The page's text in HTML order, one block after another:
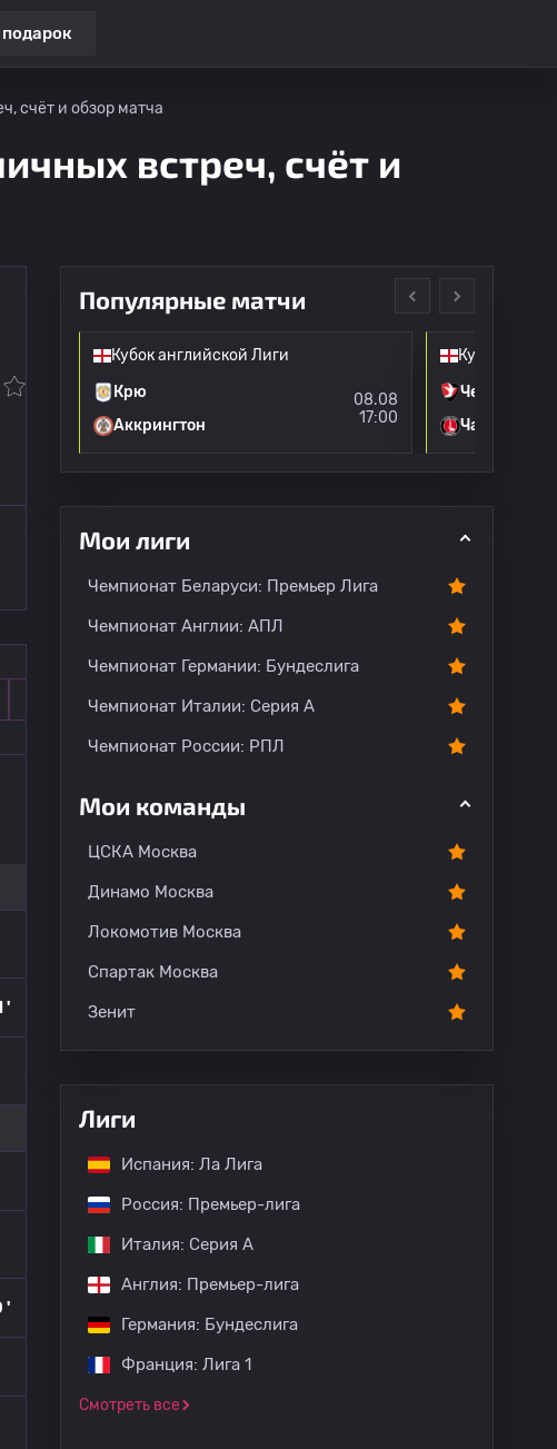
счёт и обзор матча
встреч, счёт и
Прогноз Комментарии
'
'
Популярные матчи
08.08
Кубок английской Лиги
Крю
Аккрингтон
08.08
17:00
Кубок
Челтнем
Чарльтон
Мои лиги
Чемпионат Беларуси: Премьер Лига
Чемпионат Англии: АПЛ
Чемпионат Германии: Бундеслига
Чемпионат Италии: Серия А
Чемпионат России: РПЛ
Мои команды
ЦСКА Москва
Динамо Москва
Локомотив Москва
Спартак Москва
Зенит
Лиги
Испания: Ла Лига
Россия: Премьер-лига
Италия: Серия А
Англия: Премьер-лига
Германия: Бундеслига
Франция: Лига 1
Смотреть все